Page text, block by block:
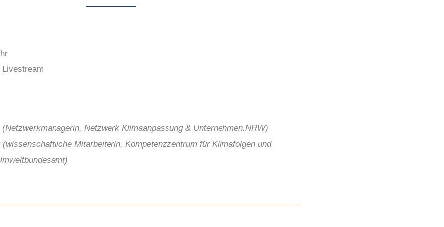
Livestream
(Netzwerkmanagerin, Netzwerk Klimaanpassung & Unternehmen.NRW)
(wissenschaftliche Mitarbeiterin, Kompetenzzentrum für Klimafolgen und